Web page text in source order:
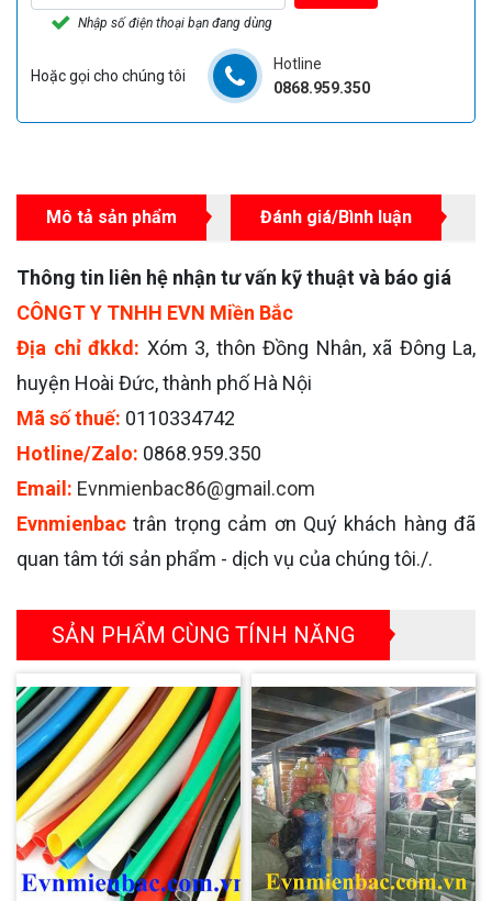
Nhập số điện thoại bạn đang dùng
Hoặc gọi cho chúng tôi
Hotline
0868.959.350
Mô tả sản phẩm Đánh giá/Bình luận
Thông tin liên hệ nhận tư vấn kỹ thuật và báo giá
CÔNGT Y TNHH EVN Miền Bắc
Địa chỉ đkkd: Xóm 3, thôn Đồng Nhân, xã Đông La,
huyện Hoài Đức, thành phố Hà Nội
Mã số thuế: 0110334742
Hotline/Zalo: 0868.959.350
Email: Evnmienbac86@gmail.com
Evnmienbac trân trọng cảm ơn Quý khách hàng đã
quan tâm tới sản phẩm - dịch vụ của chúng tôi./.
SẢN PHẨM CÙNG TÍNH NĂNG